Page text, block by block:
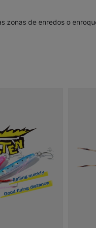
zonas de enredos o